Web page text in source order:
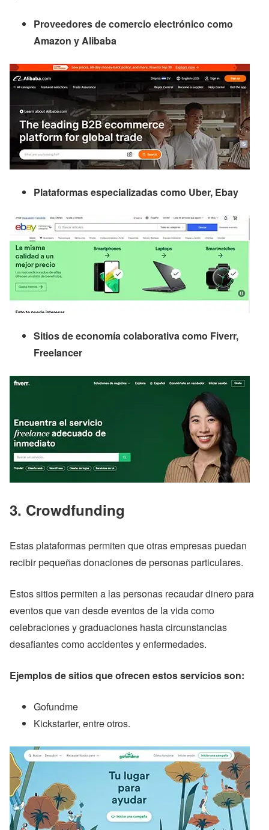
Proveedores de comercio electrónico como
Amazon y Alibaba
Plataformas especializadas como Uber, Ebay
Sitios de economía colaborativa como Fiverr,
Freelancer
3. Crowdfunding
Estas plataformas permiten que otras empresas puedan
recibir pequeñas donaciones de personas particulares.
Estos sitios permiten a las personas recaudar dinero para
eventos que van desde eventos de la vida como
celebraciones y graduaciones hasta circunstancias
desafiantes como accidentes y enfermedades.
Ejemplos de sitios que ofrecen estos servicios son:
Gofundme
Kickstarter, entre otros.